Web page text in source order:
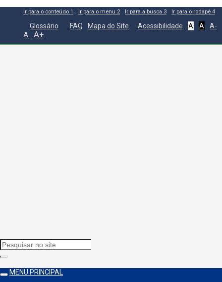
Ir para o conteúdo 1 Ir para o menu 2 Ir para a busca 3 Ir para o rodapé 4
Glossário FAQ Mapa do Site Acessibilidade A A A-
A A+
MENU PRINCIPAL